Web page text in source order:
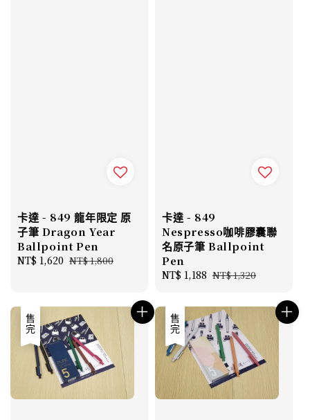
卡達 - 849 龍年限定 原
子筆 Dragon Year
Ballpoint Pen
Sale
NT$ 1,620 Regular
NT$ 1,800
卡達 - 849
Nespresso咖啡膠囊聯
名原子筆 Ballpoint
Pen
Sale
NT$ 1,188 Regular
NT$ 1,320
售完 售完